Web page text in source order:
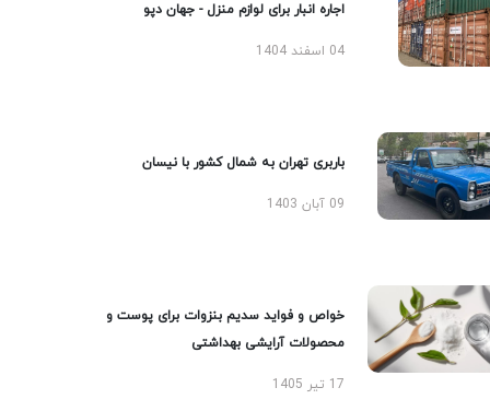
اجاره انبار برای لوازم منزل - جهان دپو
04 اسفند 1404
باربری تهران به شمال کشور با نیسان
09 آبان 1403
خواص و فواید سدیم بنزوات برای پوست و
محصولات آرایشی بهداشتی
17 تیر 1405